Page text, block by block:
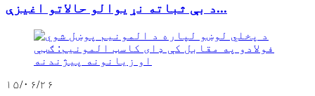
د بې ثباته نړیوالو حالاتو اغیزې...
۱۵/۰۶/۲۶